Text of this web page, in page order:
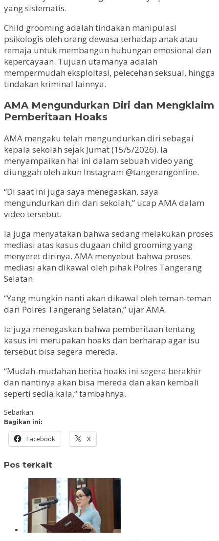
yang sistematis.
Child grooming adalah tindakan manipulasi
psikologis oleh orang dewasa terhadap anak atau
remaja untuk membangun hubungan emosional dan
kepercayaan. Tujuan utamanya adalah
mempermudah eksploitasi, pelecehan seksual, hingga
tindakan kriminal lainnya.
AMA Mengundurkan Diri dan Mengklaim
Pemberitaan Hoaks
AMA mengaku telah mengundurkan diri sebagai
kepala sekolah sejak Jumat (15/5/2026). Ia
menyampaikan hal ini dalam sebuah video yang
diunggah oleh akun Instagram @tangerangonline.
“Di saat ini juga saya menegaskan, saya
mengundurkan diri dari sekolah,” ucap AMA dalam
video tersebut.
Ia juga menyatakan bahwa sedang melakukan proses
mediasi atas kasus dugaan child grooming yang
menyeret dirinya. AMA menyebut bahwa proses
mediasi akan dikawal oleh pihak Polres Tangerang
Selatan.
“Yang mungkin nanti akan dikawal oleh teman-teman
dari Polres Tangerang Selatan,” ujar AMA.
Ia juga menegaskan bahwa pemberitaan tentang
kasus ini merupakan hoaks dan berharap agar isu
tersebut bisa segera mereda.
“Mudah-mudahan berita hoaks ini segera berakhir
dan nantinya akan bisa mereda dan akan kembali
seperti sedia kala,” tambahnya.
Sebarkan
Bagikan ini:
Facebook X
Pos terkait